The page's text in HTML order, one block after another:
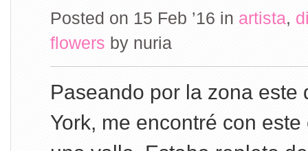
Posted on 15 Feb ’16 in artista,
flowers by nuria
Paseando por la zona este
York, me encontré con